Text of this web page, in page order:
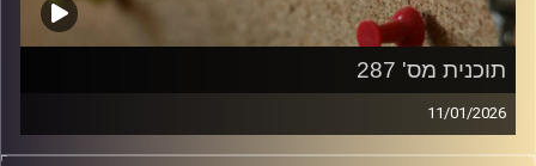
תוכנית מס' 287
11/01/2026
סינגלים חדשים ישראלים ו10 שנים למותו של דיוויד בואי